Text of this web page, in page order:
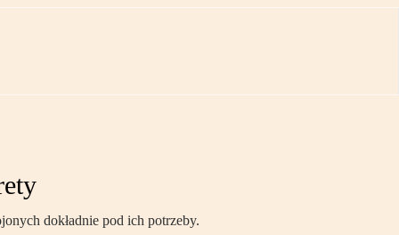
dokładnie pod ich potrzeby.